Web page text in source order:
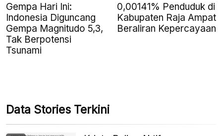
Gempa Hari Ini:
Indonesia Diguncang
Gempa Magnitudo 5,3,
Tak Berpotensi
Tsunami
0,00141% Penduduk di
Kabupaten Raja Ampat
Beraliran Kepercayaan
Data Stories Terkini